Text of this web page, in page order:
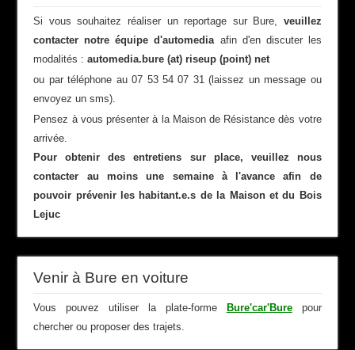
Si vous souhaitez réaliser un reportage sur Bure, veuillez
contacter notre équipe d'automediaafin d'en discuter les
modalités :automedia.bure (at) riseup (point) net
ou par téléphone au 07 53 54 07 31 (laissez un message ou
envoyez un sms).
Pensez à vous présenter à la Maison de Résistance dès votre
arrivée.
Pour obtenir des entretiens sur place, veuillez nous
contacter au moins une semaine à l'avance afin de
pouvoir prévenir les habitant.e.s de la Maison et du Bois
Lejuc
Venir à Bure en voiture
Vous pouvez utiliser la plate-forme Bure'car'Burepour
chercher ou proposer des trajets.